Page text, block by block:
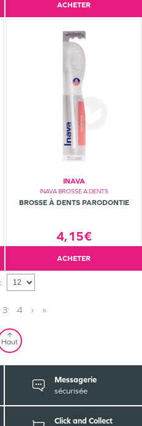
ACHETER
INAVA
INAVA BROSSE A DENTS
BROSSE À DENTS PARODONTIE
4,15€
ACHETER
3 4 › »
Haut
Messagerie
sécurisée
Click and Collect